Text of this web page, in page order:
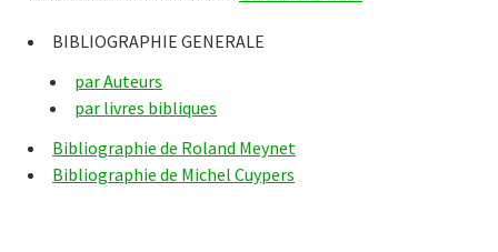
BIBLIOGRAPHIE GENERALE
par Auteurs
par livres bibliques
Bibliographie de Roland Meynet
Bibliographie de Michel Cuypers